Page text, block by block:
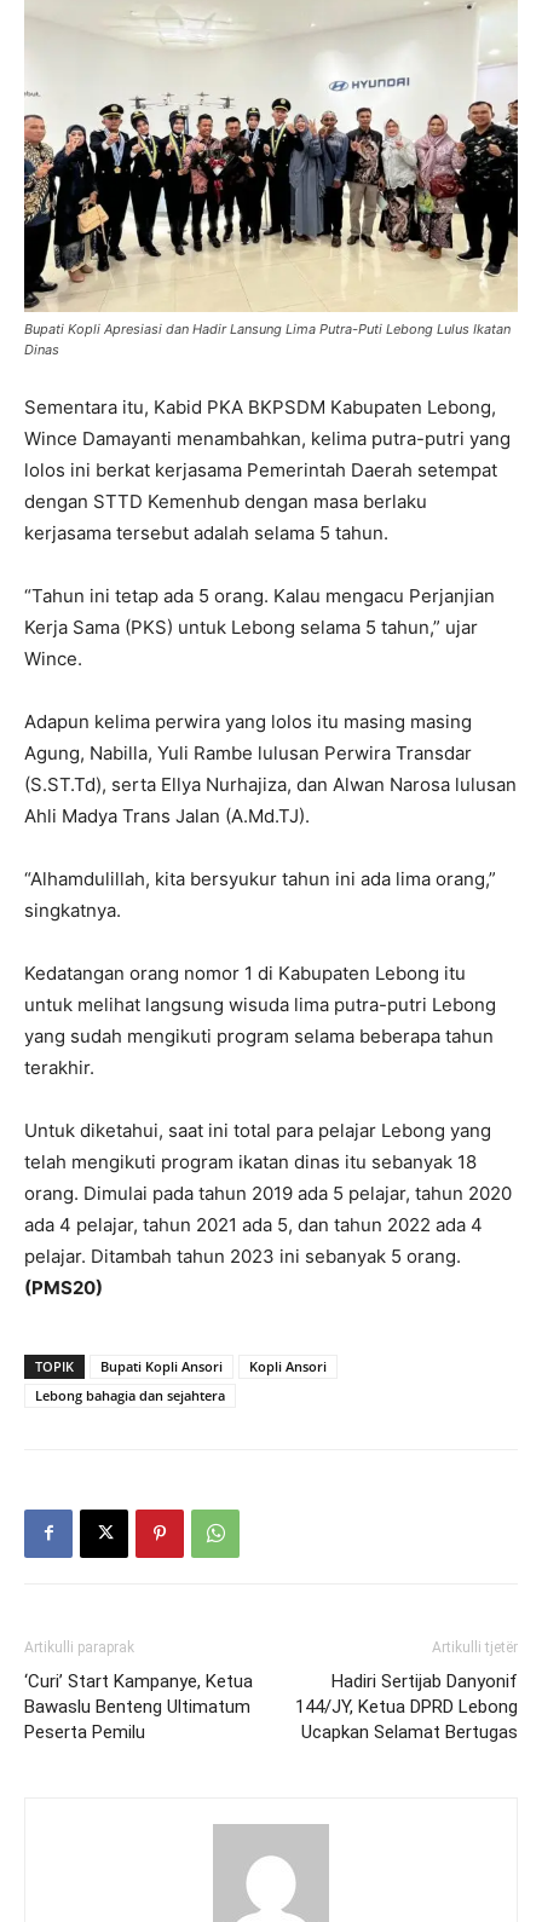
Bupati Kopli Apresiasi dan Hadir Lansung Lima Putra-Puti Lebong Lulus Ikatan
Dinas
Sementara itu, Kabid PKA BKPSDM Kabupaten Lebong,
Wince Damayanti menambahkan, kelima putra-putri yang
lolos ini berkat kerjasama Pemerintah Daerah setempat
dengan STTD Kemenhub dengan masa berlaku
kerjasama tersebut adalah selama 5 tahun.
“Tahun ini tetap ada 5 orang. Kalau mengacu Perjanjian
Kerja Sama (PKS) untuk Lebong selama 5 tahun,” ujar
Wince.
Adapun kelima perwira yang lolos itu masing masing
Agung, Nabilla, Yuli Rambe lulusan Perwira Transdar
(S.ST.Td), serta Ellya Nurhajiza, dan Alwan Narosa lulusan
Ahli Madya Trans Jalan (A.Md.TJ).
“Alhamdulillah, kita bersyukur tahun ini ada lima orang,”
singkatnya.
Kedatangan orang nomor 1 di Kabupaten Lebong itu
untuk melihat langsung wisuda lima putra-putri Lebong
yang sudah mengikuti program selama beberapa tahun
terakhir.
Untuk diketahui, saat ini total para pelajar Lebong yang
telah mengikuti program ikatan dinas itu sebanyak 18
orang. Dimulai pada tahun 2019 ada 5 pelajar, tahun 2020
ada 4 pelajar, tahun 2021 ada 5, dan tahun 2022 ada 4
pelajar. Ditambah tahun 2023 ini sebanyak 5 orang.
(PMS20)
TOPIK Bupati Kopli Ansori
Kopli Ansori
Lebong bahagia dan sejahtera
Artikulli paraprak
‘Curi’ Start Kampanye, Ketua
Bawaslu Benteng Ultimatum
Peserta Pemilu
Artikulli tjetër
Hadiri Sertijab Danyonif
144/JY, Ketua DPRD Lebong
Ucapkan Selamat Bertugas